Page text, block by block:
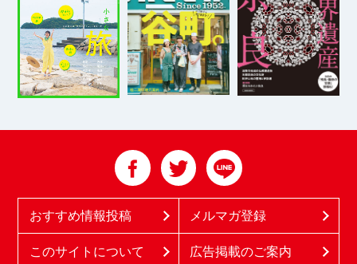
おすすめ情報投稿 メルマガ登録
このサイトについて 広告掲載のご案内